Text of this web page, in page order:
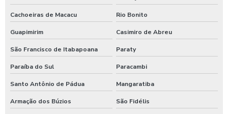
Lavador de ônibus preco
Lavadora de alta pressão com controle remoto
Lavadora de alta pressão para lavar caminhões
Lavadora de alta pressão para lavar ônibus
Lavadora automática de carros
Lavadora automática de carros preço
Cachoeiras de Macacu Rio Bonito
Guapimirim Casimiro de Abreu
São Francisco de Itabapoana Paraty
Paraíba do Sul Paracambi
Santo Antônio de Pádua Mangaratiba
Armação dos Búzios São Fidélis